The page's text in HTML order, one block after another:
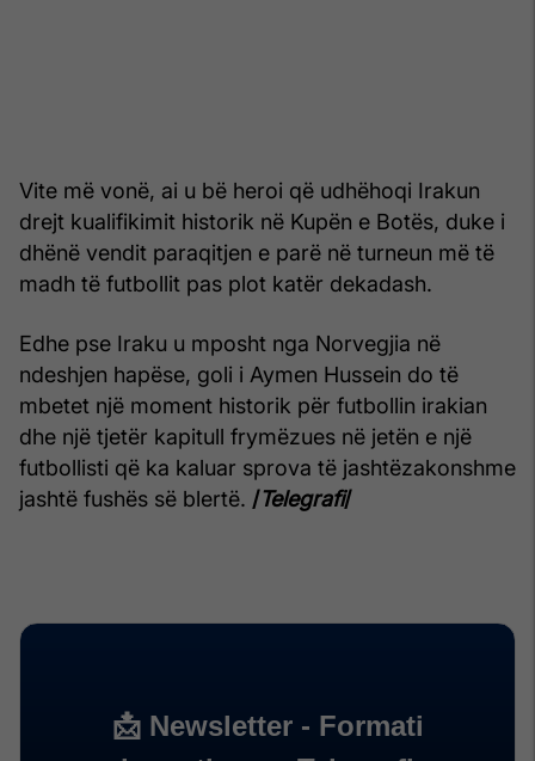
Vite më vonë, ai u bë heroi që udhëhoqi Irakun
drejt kualifikimit historik në Kupën e Botës, duke i
dhënë vendit paraqitjen e parë në turneun më të
madh të futbollit pas plot katër dekadash.
Edhe pse Iraku u mposht nga Norvegjia në
ndeshjen hapëse, goli i Aymen Hussein do të
mbetet një moment historik për futbollin irakian
dhe një tjetër kapitull frymëzues në jetën e një
futbollisti që ka kaluar sprova të jashtëzakonshme
jashtë fushës së blertë. /Telegrafi/